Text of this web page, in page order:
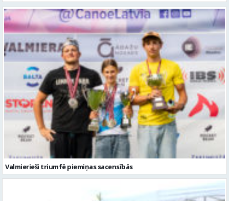
Valmierieši triumfē piemiņas sacensībās